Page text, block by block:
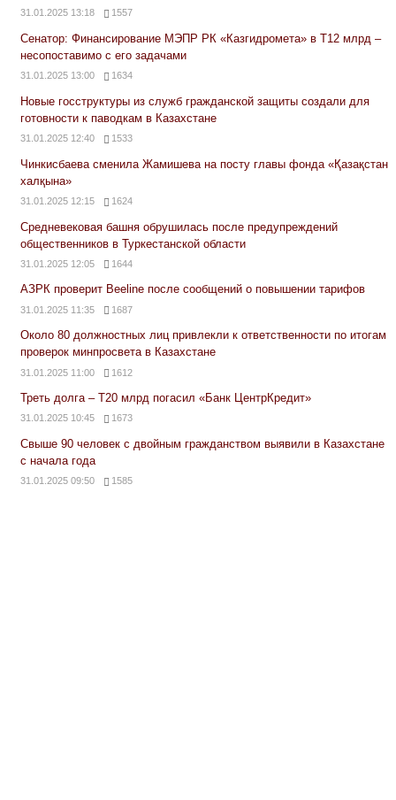
31.01.2025 13:18 1557
Сенатор: Финансирование МЭПР РК «Казгидромета» в Т12 млрд –
несопоставимо с его задачами
31.01.2025 13:00 1634
Новые госструктуры из служб гражданской защиты создали для
готовности к паводкам в Казахстане
31.01.2025 12:40 1533
Чинкисбаева сменила Жамишева на посту главы фонда «Қазақстан
халқына»
31.01.2025 12:15 1624
Средневековая башня обрушилась после предупреждений
общественников в Туркестанской области
31.01.2025 12:05 1644
АЗРК проверит Beeline после сообщений о повышении тарифов
31.01.2025 11:35 1687
Около 80 должностных лиц привлекли к ответственности по итогам
проверок минпросвета в Казахстане
31.01.2025 11:00 1612
Треть долга – Т20 млрд погасил «Банк ЦентрКредит»
31.01.2025 10:45 1673
Свыше 90 человек с двойным гражданством выявили в Казахстане
с начала года
31.01.2025 09:50 1585